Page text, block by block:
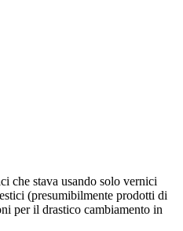
che stava usando solo vernici
(presumibilmente prodotti di
per il drastico cambiamento in